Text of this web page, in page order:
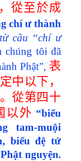
從至於成
chí ư thành
câu “chí ư
chúng tôi đã
Phật”, 表
中以下，
從第四十
以外 “biểu
tam-muội
biểu đệ tứ
nguyện.